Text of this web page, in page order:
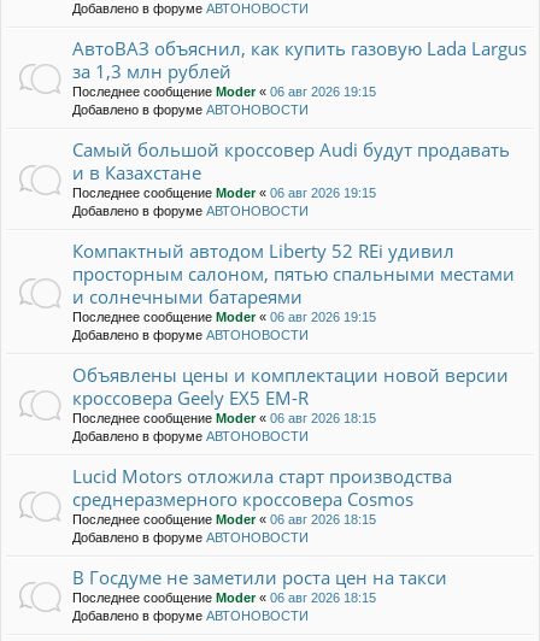
Добавлено в форуме АВТОНОВОСТИ
АвтоВАЗ объяснил, как купить газовую Lada Largus
за 1,3 млн рублей
Последнее сообщение Moder« 06 авг 2026 19:15
Добавлено в форуме АВТОНОВОСТИ
Самый большой кроссовер Audi будут продавать
и в Казахстане
Последнее сообщение Moder« 06 авг 2026 19:15
Добавлено в форуме АВТОНОВОСТИ
Компактный автодом Liberty 52 REi удивил
просторным салоном, пятью спальными местами
и солнечными батареями
Последнее сообщение Moder« 06 авг 2026 19:15
Добавлено в форуме АВТОНОВОСТИ
Объявлены цены и комплектации новой версии
кроссовера Geely EX5 EM-R
Последнее сообщение Moder« 06 авг 2026 18:15
Добавлено в форуме АВТОНОВОСТИ
Lucid Motors отложила старт производства
среднеразмерного кроссовера Cosmos
Последнее сообщение Moder« 06 авг 2026 18:15
Добавлено в форуме АВТОНОВОСТИ
В Госдуме не заметили роста цен на такси
Последнее сообщение Moder« 06 авг 2026 18:15
Добавлено в форуме АВТОНОВОСТИ